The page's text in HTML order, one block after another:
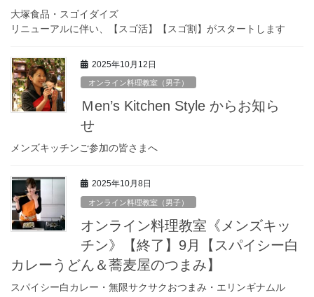
大塚食品・スゴイダイズ
リニューアルに伴い、【スゴ活】【スゴ割】がスタートします
2025年10月12日
オンライン料理教室（男子）
Ｍen’s Kitchen Style からお知ら
せ
メンズキッチンご参加の皆さまへ
2025年10月8日
オンライン料理教室（男子）
オンライン料理教室《メンズキッ
チン》【終了】9月【スパイシー白
カレーうどん＆蕎麦屋のつまみ】
スパイシー白カレー・無限サクサクおつまみ・エリンギナムル